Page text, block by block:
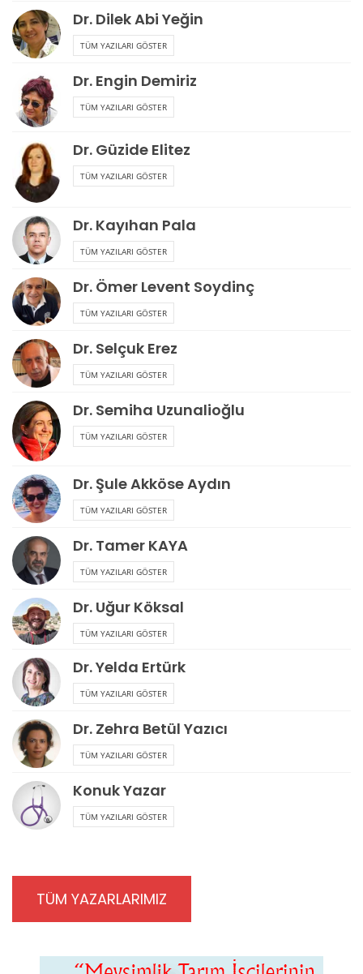
Dr. Dilek Abi Yeğin
TÜM YAZILARI GÖSTER
Dr. Engin Demiriz
TÜM YAZILARI GÖSTER
Dr. Güzide Elitez
TÜM YAZILARI GÖSTER
Dr. Kayıhan Pala
TÜM YAZILARI GÖSTER
Dr. Ömer Levent Soydinç
TÜM YAZILARI GÖSTER
Dr. Selçuk Erez
TÜM YAZILARI GÖSTER
Dr. Semiha Uzunalioğlu
TÜM YAZILARI GÖSTER
Dr. Şule Akköse Aydın
TÜM YAZILARI GÖSTER
Dr. Tamer KAYA
TÜM YAZILARI GÖSTER
Dr. Uğur Köksal
TÜM YAZILARI GÖSTER
Dr. Yelda Ertürk
TÜM YAZILARI GÖSTER
Dr. Zehra Betül Yazıcı
TÜM YAZILARI GÖSTER
Konuk Yazar
TÜM YAZILARI GÖSTER
TÜM YAZARLARIMIZ